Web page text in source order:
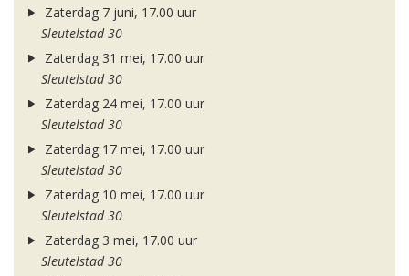
Zaterdag 7 juni, 17.00 uur
Sleutelstad 30
Zaterdag 31 mei, 17.00 uur
Sleutelstad 30
Zaterdag 24 mei, 17.00 uur
Sleutelstad 30
Zaterdag 17 mei, 17.00 uur
Sleutelstad 30
Zaterdag 10 mei, 17.00 uur
Sleutelstad 30
Zaterdag 3 mei, 17.00 uur
Sleutelstad 30